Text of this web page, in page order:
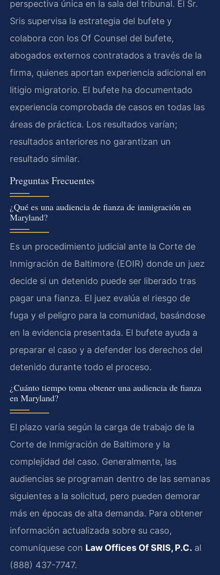
perspectiva única en la sala del tribunal. El Sr.
Sris supervisa la estrategia del bufete y
colabora con los Of Counsel del bufete,
abogados externos contratados a través de la
firma, quienes aportan experiencia adicional en
litigio migratorio. El bufete ha documentado
experiencia comprobada de casos en todas las
áreas de práctica. Los resultados varían;
resultados anteriores no garantizan un
resultado similar.
Preguntas Frecuentes
¿Qué es una audiencia de fianza de inmigración en
Maryland?
Es un procedimiento judicial ante la Corte de
Inmigración de Baltimore (EOIR) donde un juez
decide si un detenido puede ser liberado tras
pagar una fianza. El juez evalúa el riesgo de
fuga y el peligro para la comunidad, basándose
en la evidencia presentada. El bufete ayuda a
preparar el caso y a defender los derechos del
detenido durante todo el proceso.
¿Cuánto tiempo toma obtener una audiencia de fianza
en Maryland?
El plazo varía según la carga de trabajo de la
Corte de Inmigración de Baltimore y la
complejidad del caso. Generalmente, las
audiencias se programan dentro de las semanas
siguientes a la solicitud, pero pueden demorar
más en épocas de alta demanda. Para obtener
información actualizada sobre su caso,
comuníquese con Law Offices Of SRIS, P.C. al
(888) 437-7747.